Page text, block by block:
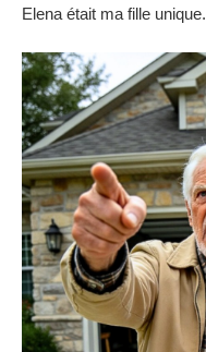
Elena était ma fille unique.